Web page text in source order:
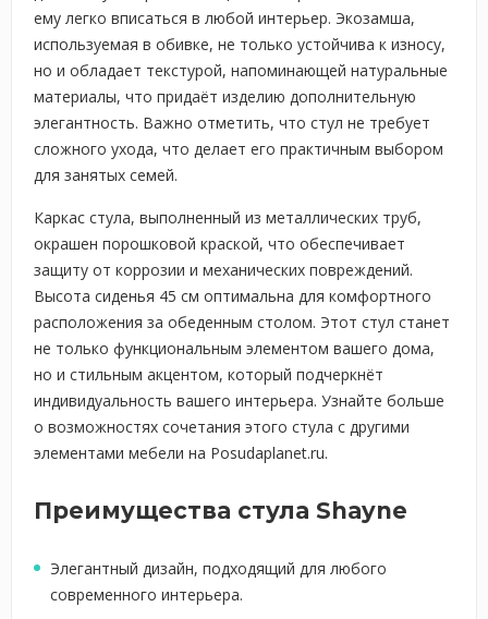
ему легко вписаться в любой интерьер. Экозамша,
используемая в обивке, не только устойчива к износу,
но и обладает текстурой, напоминающей натуральные
материалы, что придаёт изделию дополнительную
элегантность. Важно отметить, что стул не требует
сложного ухода, что делает его практичным выбором
для занятых семей.
Каркас стула, выполненный из металлических труб,
окрашен порошковой краской, что обеспечивает
защиту от коррозии и механических повреждений.
Высота сиденья 45 см оптимальна для комфортного
расположения за обеденным столом. Этот стул станет
не только функциональным элементом вашего дома,
но и стильным акцентом, который подчеркнёт
индивидуальность вашего интерьера. Узнайте больше
о возможностях сочетания этого стула с другими
элементами мебели на Posudaplanet.ru.
Преимущества стула Shayne
Элегантный дизайн, подходящий для любого
современного интерьера.